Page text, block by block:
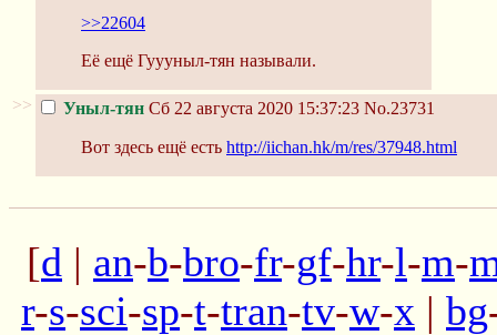
>>22604
Её ещё Гуууныл-тян называли.
>> Уныл-тян Сб 22 августа 2020 15:37:23 No.23731
Вот здесь ещё есть http://iichan.hk/m/res/37948.html
[d | an-b-bro-fr-gf-hr-l-m-
r-s-sci-sp-t-tran-tv-w-x | bg